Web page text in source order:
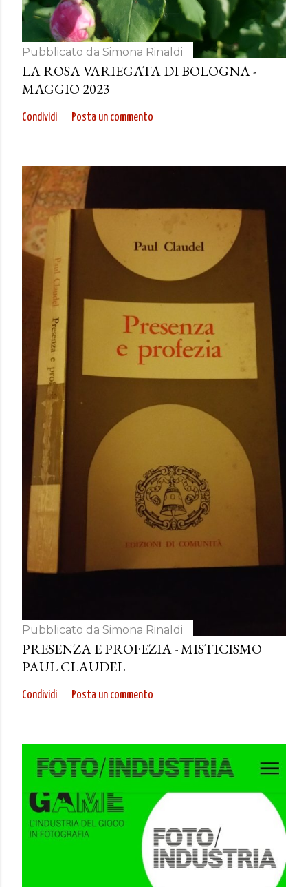
Pubblicato da Simona Rinaldi
LA ROSA VARIEGATA DI BOLOGNA -
MAGGIO 2023
Condividi Posta un commento
Pubblicato da Simona Rinaldi
PRESENZA E PROFEZIA - MISTICISMO
PAUL CLAUDEL
Condividi Posta un commento